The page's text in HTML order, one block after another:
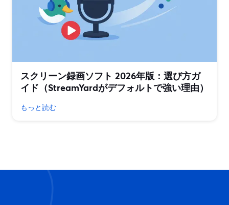
スクリーン録画ソフト 2026年版：選び方ガ
イド（StreamYardがデフォルトで強い理由）
もっと読む